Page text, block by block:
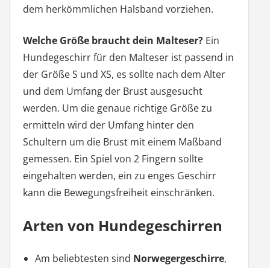
dem herkömmlichen Halsband vorziehen.
Welche Größe braucht dein Malteser? Ein
Hundegeschirr für den Malteser ist passend in
der Größe S und XS, es sollte nach dem Alter
und dem Umfang der Brust ausgesucht
werden. Um die genaue richtige Größe zu
ermitteln wird der Umfang hinter den
Schultern um die Brust mit einem Maßband
gemessen. Ein Spiel von 2 Fingern sollte
eingehalten werden, ein zu enges Geschirr
kann die Bewegungsfreiheit einschränken.
Arten von Hundegeschirren
Am beliebtesten sind Norwegergeschirre,